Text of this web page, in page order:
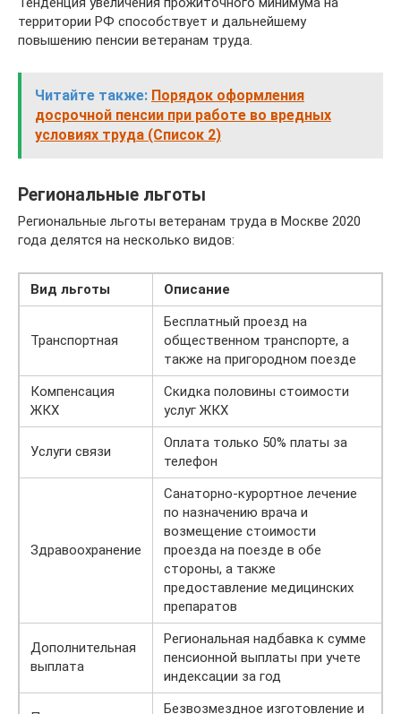
территории РФ способствует и дальнейшему
повышению пенсии ветеранам труда.
Читайте также: Порядок оформления
досрочной пенсии при работе во вредных
условиях труда (Список 2)
Региональные льготы
Региональные льготы ветеранам труда в Москве 2020
года делятся на несколько видов:
Вид льготы Описание
Транспортная
Бесплатный проезд на
общественном транспорте, а
также на пригородном поезде
Компенсация
ЖКХ
Скидка половины стоимости
услуг ЖКХ
Услуги связи
Оплата только 50% платы за
телефон
Здравоохранение
Санаторно-курортное лечение
по назначению врача и
возмещение стоимости
проезда на поезде в обе
стороны, а также
предоставление медицинских
препаратов
Дополнительная
выплата
Региональная надбавка к сумме
пенсионной выплаты при учете
индексации за год
Безвозмездное изготовление и